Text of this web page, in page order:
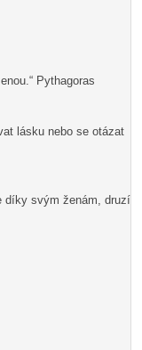
Pythagoras
lásku nebo se otázat
díky svým ženám, druzí